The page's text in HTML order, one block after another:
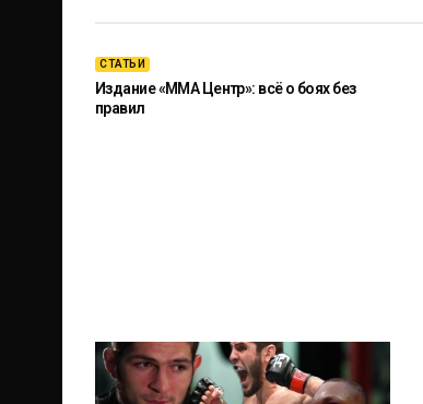
СТАТЬИ
Издание «ММА Центр»: всё о боях без
правил